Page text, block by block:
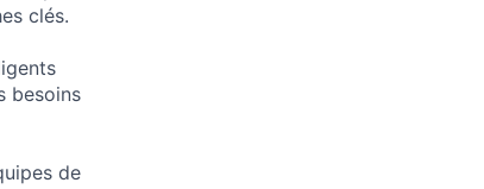
clés.
besoins
de